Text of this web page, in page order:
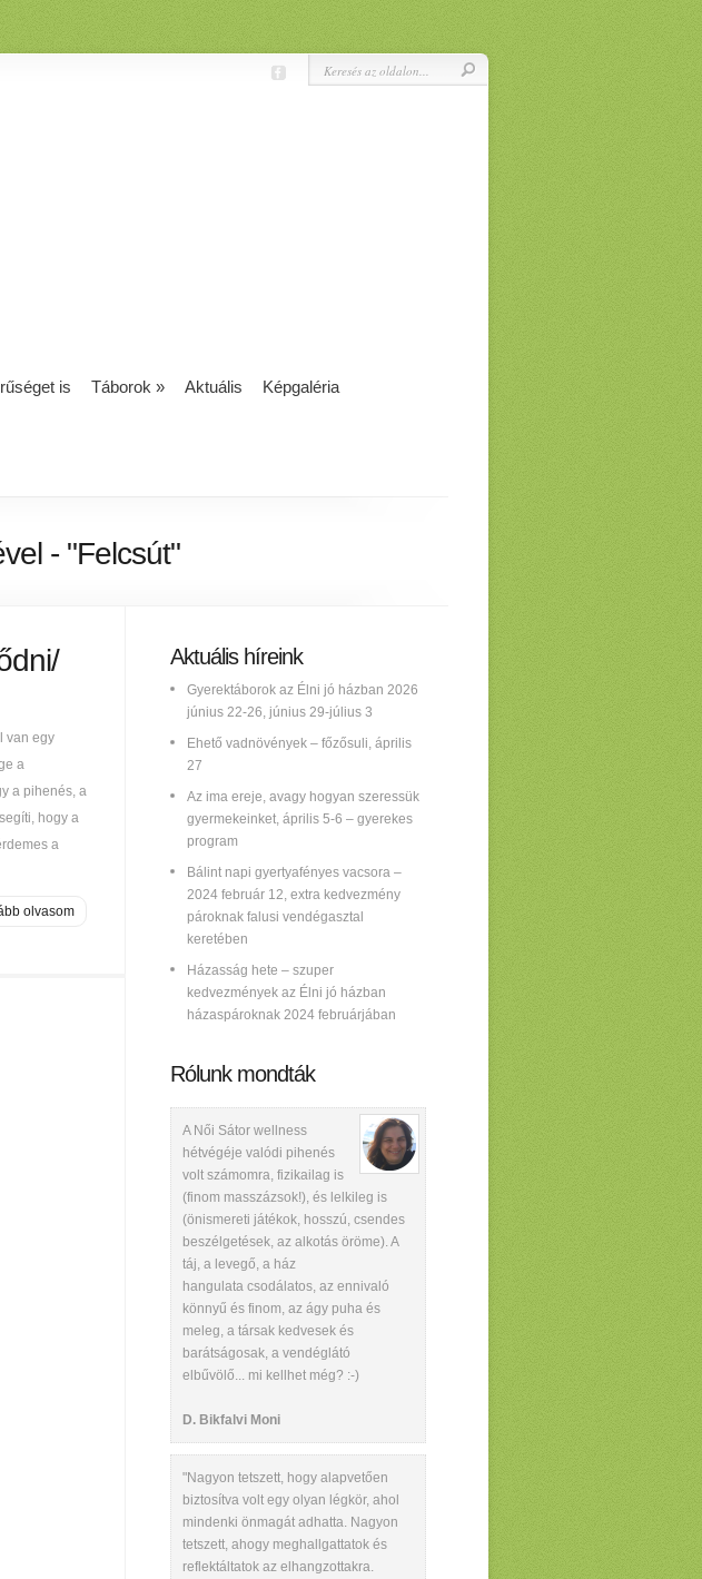
is Táborok » Aktuális
Képgaléria
- "Felcsút"
van egy
a
a pihenés, a
hogy a
a
olvasom
Aktuális híreink
Gyerektáborok az Élni jó házban 2026
június 22-26, június 29-július 3
Ehető vadnövények – főzősuli, április
27
Az ima ereje, avagy hogyan szeressük
gyermekeinket, április 5-6 – gyerekes
program
Bálint napi gyertyafényes vacsora –
2024 február 12, extra kedvezmény
pároknak falusi vendégasztal
keretében
Házasság hete – szuper
kedvezmények az Élni jó házban
házaspároknak 2024 februárjában
Rólunk mondták
A Női Sátor wellness
hétvégéje valódi pihenés
volt számomra, fizikailag is
(finom masszázsok!), és lelkileg is
(önismereti játékok, hosszú, csendes
beszélgetések, az alkotás öröme). A
táj, a levegő, a ház
hangulata csodálatos, az ennivaló
könnyű és finom, az ágy puha és
meleg, a társak kedvesek és
barátságosak, a vendéglátó
elbűvölő... mi kellhet még? :-)
D. Bikfalvi Moni
"Nagyon tetszett, hogy alapvetően
biztosítva volt egy olyan légkör, ahol
mindenki önmagát adhatta. Nagyon
tetszett, ahogy meghallgattatok és
reflektáltatok az elhangzottakra.